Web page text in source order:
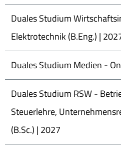
Duales Studium
Elektrotechnik (B.Eng.) |
Duales Studium Medien -
Duales Studium RSW -
Steuerlehre,
(B.Sc.) | 2027